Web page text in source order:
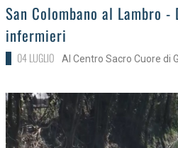
>
San Colombano al Lambro -
infermieri
04 LUGLIO Al Centro Sacro Cuore di